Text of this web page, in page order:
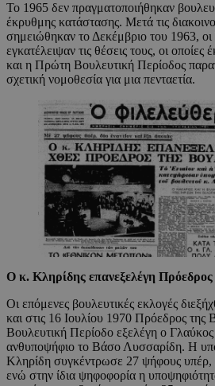
Το 1965 δεν πραγματοποιήθηκαν
έκρυθμης κατάστασης. Μετά τις
σημειώθηκαν το Δεκέμβριο του 1963,
εγκατέλειψαν τις θέσεις τους, οι οποίες
και η Πρώτη Βουλευτική Περίοδος
σχετική νομοθεσία για μια πενταετία.
Ο κ. Κληρίδης επανεξελέγη
Οι επόμενες βουλευτικές εκλογές
και στις 16 Ιουλίου 1970 Πρόεδρος της
Βουλευτική Περίοδο εξελέγη ο
ανθυποψήφιο το Βάσο Λυσσαρίδη. Η
Κληρίδη συγκέντρωσε 27 ψήφους υπέρ,
ενώ στην ίδια ψηφοφορία η